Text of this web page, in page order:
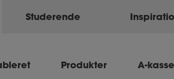
Studerende
Produkter A-kasse